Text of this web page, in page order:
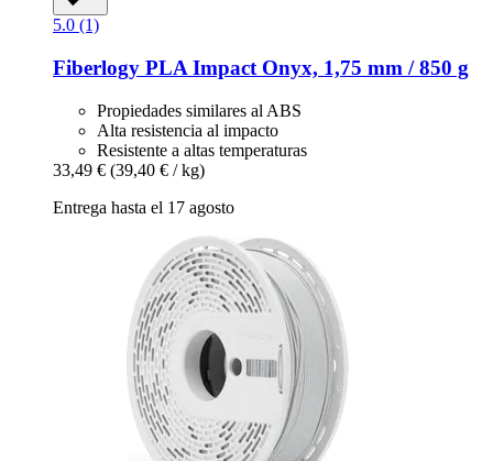
5.0 (1)
Fiberlogy PLA Impact Onyx, 1,75 mm / 850 g
Propiedades similares al ABS
Alta resistencia al impacto
Resistente a altas temperaturas
33,49 € (39,40 € / kg)
Entrega hasta el 17 agosto